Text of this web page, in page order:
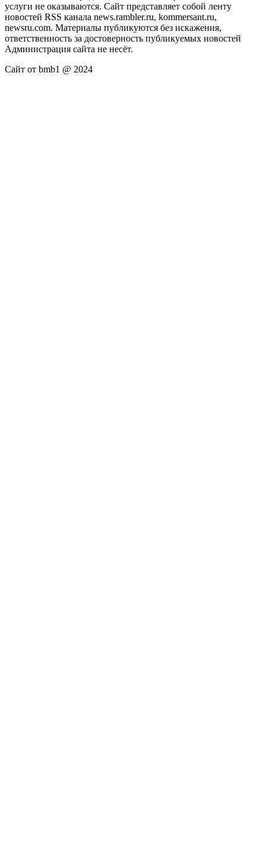
услуги не оказываются. Сайт представляет собой ленту
новостей RSS канала news.rambler.ru, kommersant.ru,
newsru.com. Материалы публикуются без искажения,
ответственность за достоверность публикуемых новостей
Администрация сайта не несёт.
Сайт от bmb1 @ 2024